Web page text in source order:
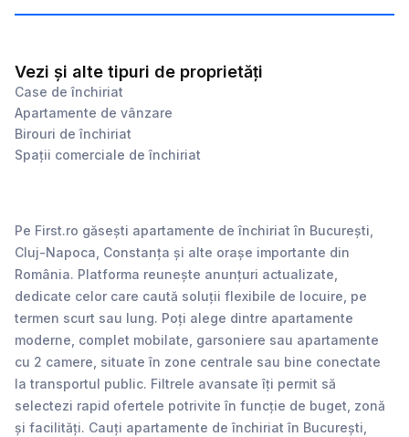
Vezi și alte tipuri de proprietăți
Case de închiriat
Apartamente de vânzare
Birouri de închiriat
Spații comerciale de închiriat
Pe First.ro găsești apartamente de închiriat în București,
Cluj-Napoca, Constanța și alte orașe importante din
România. Platforma reunește anunțuri actualizate,
dedicate celor care caută soluții flexibile de locuire, pe
termen scurt sau lung. Poți alege dintre apartamente
moderne, complet mobilate, garsoniere sau apartamente
cu 2 camere, situate în zone centrale sau bine conectate
la transportul public. Filtrele avansate îți permit să
selectezi rapid ofertele potrivite în funcție de buget, zonă
și facilități. Cauți apartamente de închiriat în București,